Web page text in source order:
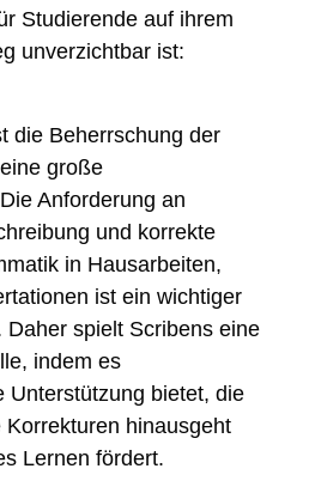
Studierende auf ihrem
unverzichtbar ist:
die Beherrschung der
große
Anforderung an
und korrekte
in Hausarbeiten,
ist ein wichtiger
Daher spielt Scribens eine
indem es
Unterstützung bietet, die
hinausgeht
Lernen fördert.